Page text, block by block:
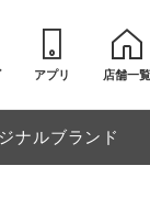
アプリ 店舗一覧
ナルブランド